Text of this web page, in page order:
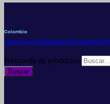
Colombia
Conoce por qué debes vender con Mercleta
Búsqueda de productos
Buscar